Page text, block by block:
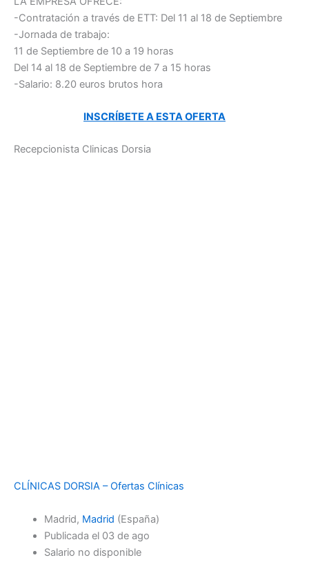
-Contratación a través de ETT: Del 11 al 18 de Septiembre
-Jornada de trabajo:
11 de Septiembre de 10 a 19 horas
Del 14 al 18 de Septiembre de 7 a 15 horas
-Salario: 8.20 euros brutos hora
INSCRÍBETE A ESTA OFERTA
Recepcionista Clinicas Dorsia
CLÍNICAS DORSIA – Ofertas Clínicas
Madrid, Madrid (España)
Publicada el 03 de ago
Salario no disponible